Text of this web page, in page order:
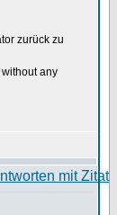
zurück zu
any